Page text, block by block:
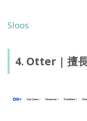
Sloos
4. Otter | 擅